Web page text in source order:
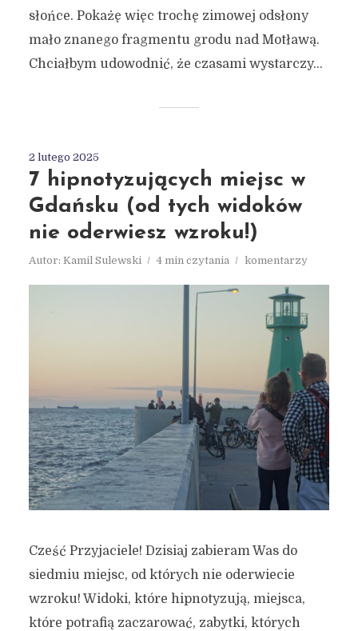
słońce. Pokażę więc trochę zimowej odsłony
mało znanego fragmentu grodu nad Motławą.
Chciałbym udowodnić, że czasami wystarczy...
2 lutego 2025
7 hipnotyzujących miejsc w
Gdańsku (od tych widoków
nie oderwiesz wzroku!)
Autor: Kamil Sulewski 4 min czytania komentarzy
Cześć Przyjaciele! Dzisiaj zabieram Was do
siedmiu miejsc, od których nie oderwiecie
wzroku! Widoki, które hipnotyzują, miejsca,
które potrafią zaczarować, zabytki, których